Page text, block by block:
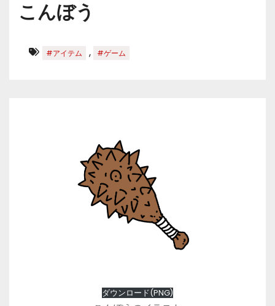
こんぼう
#アイテム , #ゲーム
ダウンロード(PNG)